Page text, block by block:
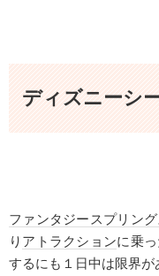
ディズニーシ
ファンタジースプリング
り アトラクションに乗
するにも１日中は限界が